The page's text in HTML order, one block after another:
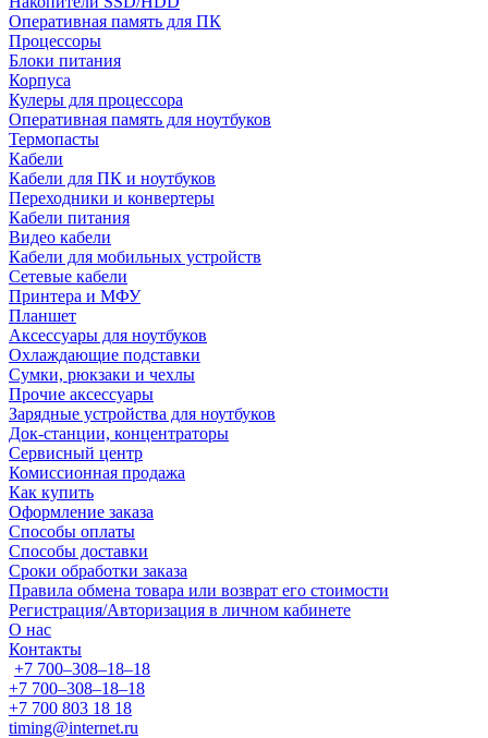
Оперативная память для ПК
Процессоры
Блоки питания
Корпуса
Кулеры для процессора
Оперативная память для ноутбуков
Термопасты
Кабели
Кабели для ПК и ноутбуков
Переходники и конвертеры
Кабели питания
Видео кабели
Кабели для мобильных устройств
Сетевые кабели
Принтера и МФУ
Планшет
Аксессуары для ноутбуков
Охлаждающие подставки
Сумки, рюкзаки и чехлы
Прочие аксессуары
Зарядные устройства для ноутбуков
Док-станции, концентраторы
Сервисный центр
Комиссионная продажа
Как купить
Оформление заказа
Способы оплаты
Способы доставки
Сроки обработки заказа
Правила обмена товара или возврат его стоимости
Регистрация/Авторизация в личном кабинете
О нас
Контакты
+7 700‒308‒18‒18
+7 700‒308‒18‒18
+7 700 803 18 18
timing@internet.ru